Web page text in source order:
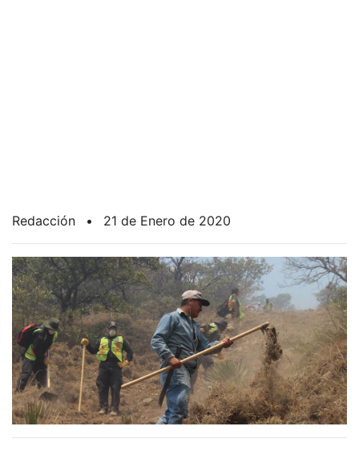
Redacción • 21 de Enero de 2020